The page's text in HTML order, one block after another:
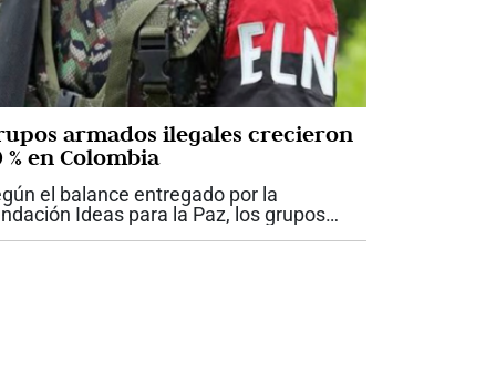
armados ilegales crecieron
% en Colombia
el balance entregado por la
Ideas para la Paz, los grupos
ilegales en Colombia pasaron de